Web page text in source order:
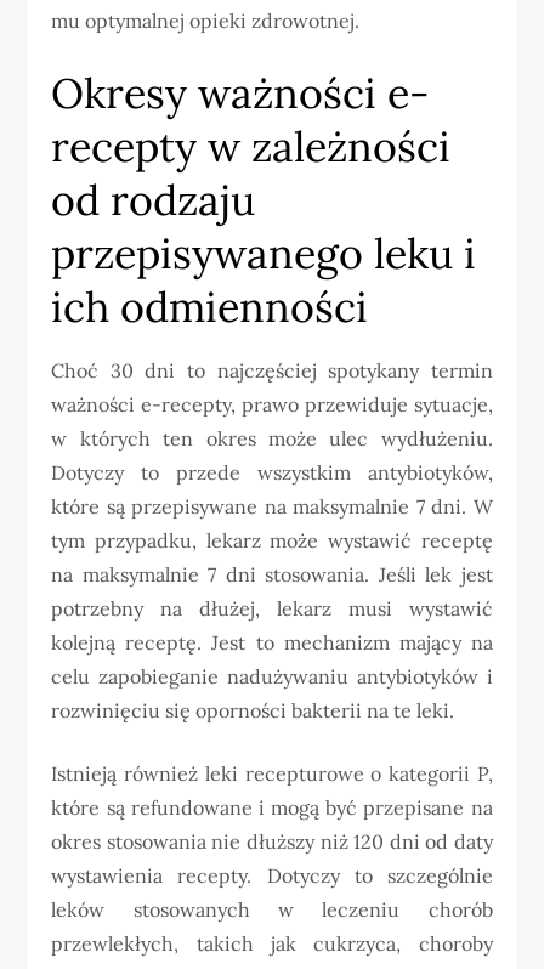
mu optymalnej opieki zdrowotnej.
Okresy ważności e-
recepty w zależności
od rodzaju
przepisywanego leku i
ich odmienności
Choć 30 dni to najczęściej spotykany termin
ważności e-recepty, prawo przewiduje sytuacje,
w których ten okres może ulec wydłużeniu.
Dotyczy to przede wszystkim antybiotyków,
które są przepisywane na maksymalnie 7 dni. W
tym przypadku, lekarz może wystawić receptę
na maksymalnie 7 dni stosowania. Jeśli lek jest
potrzebny na dłużej, lekarz musi wystawić
kolejną receptę. Jest to mechanizm mający na
celu zapobieganie nadużywaniu antybiotyków i
rozwinięciu się oporności bakterii na te leki.
Istnieją również leki recepturowe o kategorii P,
które są refundowane i mogą być przepisane na
okres stosowania nie dłuższy niż 120 dni od daty
wystawienia recepty. Dotyczy to szczególnie
leków stosowanych w leczeniu chorób
przewlekłych, takich jak cukrzyca, choroby